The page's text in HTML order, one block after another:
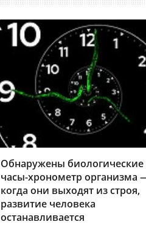
Обнаружены биологические
часы-хронометр организма
когда они выходят из строя,
развитие человека
останавливается